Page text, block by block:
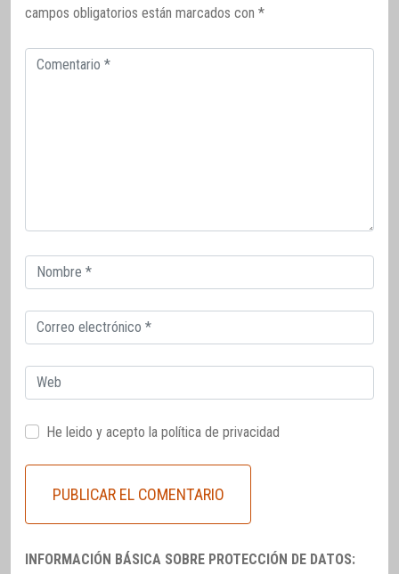
campos obligatorios están marcados con *
Comentario
Correo
electrónico
Correo
electrónico
Web
He leido y acepto la política de privacidad
INFORMACIÓN BÁSICA SOBRE PROTECCIÓN DE DATOS: